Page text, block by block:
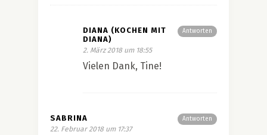
Antworten
DIANA (KOCHEN MIT
DIANA)
2. März 2018 um 18:55
Vielen Dank, Tine!
Antworten
SABRINA
22. Februar 2018 um 17:37